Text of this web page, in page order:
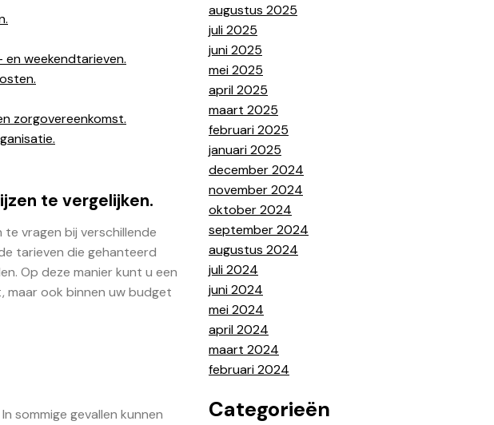
weekendtarieven.
zorgovereenkomst.
te vergelijken.
vragen bij verschillende
tarieven die gehanteerd
Op deze manier kunt u een
maar ook binnen uw budget
sommige gevallen kunnen
augustus 2025
juli 2025
juni 2025
mei 2025
april 2025
maart 2025
februari 2025
januari 2025
december 2024
november 2024
oktober 2024
september 2024
augustus 2024
juli 2024
juni 2024
mei 2024
april 2024
maart 2024
februari 2024
Categorieën